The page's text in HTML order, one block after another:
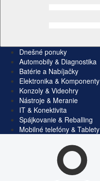
Dnešné ponuky
Automobily & Diagnostika
Batérie a Nabíjačky
Elektronika & Komponenty
Konzoly & Videohry
Nástroje & Meranie
IT & Konektivita
Spájkovanie & Reballing
Mobilné telefóny & Tablety